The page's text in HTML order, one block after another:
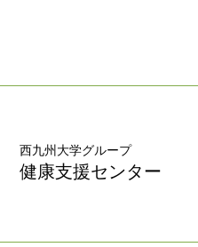
西九州大学グループ
健康支援センター